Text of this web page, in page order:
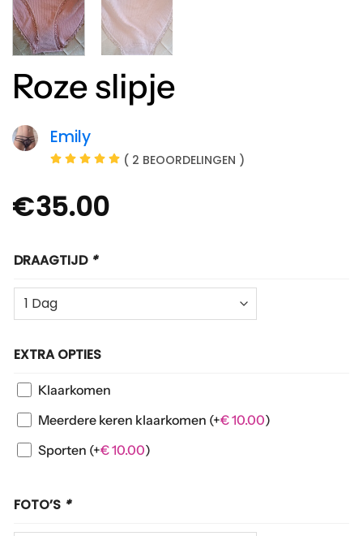
Roze slipje
Emily
( 2 BEOORDELINGEN )
€35.00
DRAAGTIJD *
EXTRA OPTIES
Klaarkomen
Meerdere keren klaarkomen (+€10.00)
Sporten (+€10.00)
FOTO’S *